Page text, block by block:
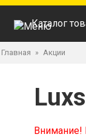
Каталог
Главная » Акции
Внимание!